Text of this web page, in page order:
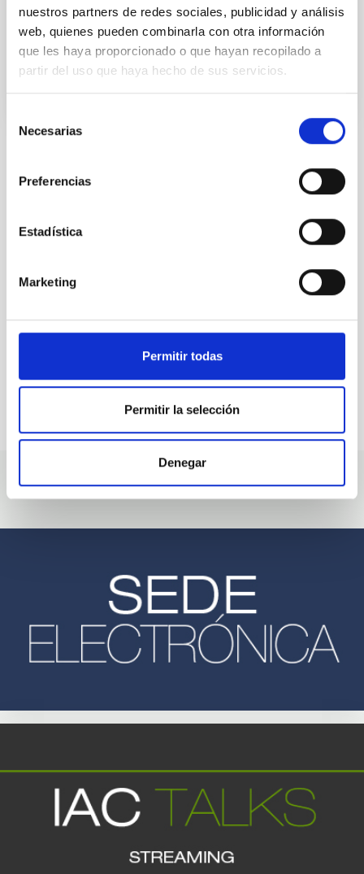
nuestros partners de redes sociales, publicidad y análisis
web, quienes pueden combinarla con otra información
que les haya proporcionado o que hayan recopilado a
partir del uso que haya hecho de sus servicios.
Necesarias
Preferencias
Estadística
Marketing
Permitir todas
Permitir la selección
Denegar
categoría profesional de Técnico/a de Taller, acogido
al Convenio y que tendrá, entre otras
Desde el IAC siempre
estamos buscando gente